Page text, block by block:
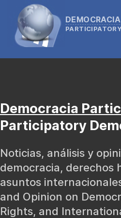
Democracia
Participatory
Noticias, análisis y
democracia, derechos
asuntos
and Opinion on
Rights, and